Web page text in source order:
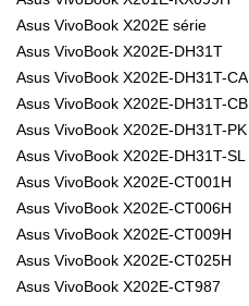
Asus VivoBook X202E série
Asus VivoBook X202E-DH31T
Asus VivoBook X202E-DH31T-CA
Asus VivoBook X202E-DH31T-CB
Asus VivoBook X202E-DH31T-PK
Asus VivoBook X202E-DH31T-SL
Asus VivoBook X202E-CT001H
Asus VivoBook X202E-CT006H
Asus VivoBook X202E-CT009H
Asus VivoBook X202E-CT025H
Asus VivoBook X202E-CT987